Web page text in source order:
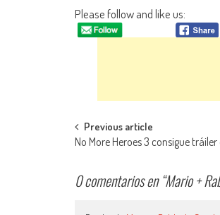
Please follow and like us:
Navegación de
Previous article
No More Heroes 3 consigue
0 comentarios en “Mario +